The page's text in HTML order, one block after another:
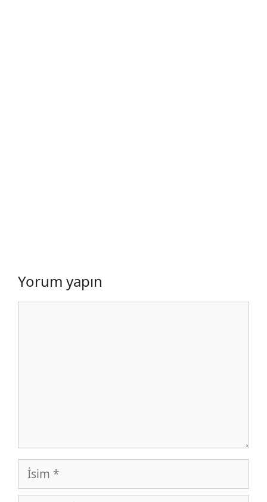
Yorum yapın
İsim